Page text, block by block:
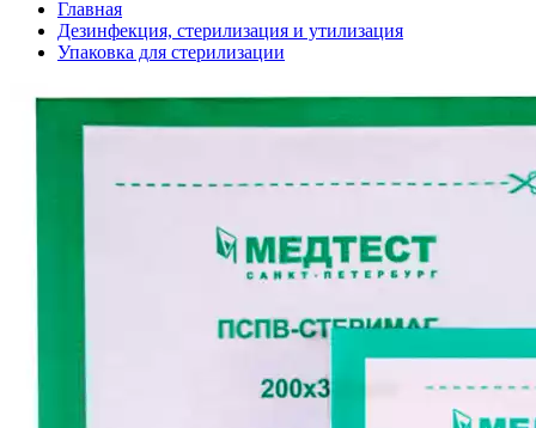
Главная
Дезинфекция, стерилизация и утилизация
Упаковка для стерилизации